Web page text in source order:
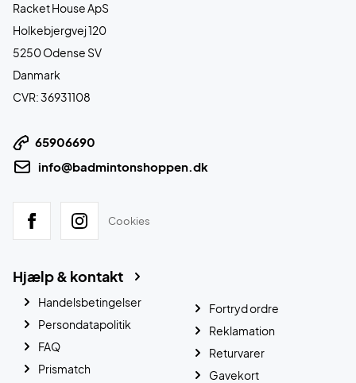
Racket House ApS
Holkebjergvej 120
5250 Odense SV
Danmark
CVR: 36931108
65906690
info@badmintonshoppen.dk
Cookies
Hjælp & kontakt
Handelsbetingelser
Persondatapolitik
FAQ
Prismatch
Fortryd ordre
Reklamation
Returvarer
Gavekort